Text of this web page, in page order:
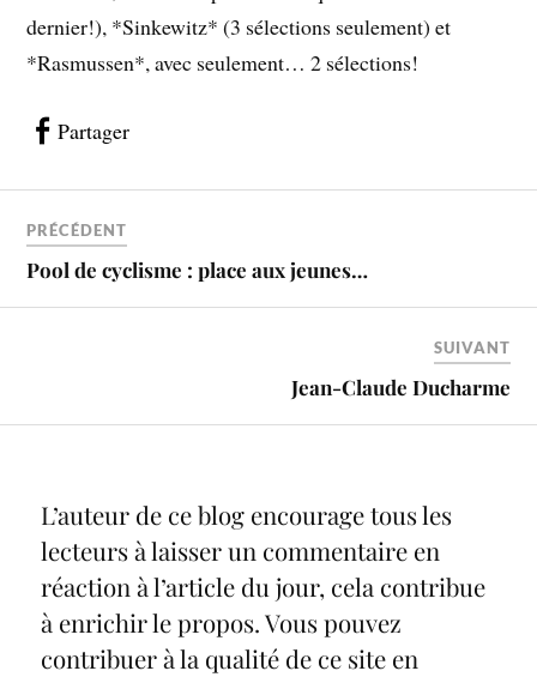
dernier!), *Sinkewitz* (3 sélections seulement) et
*Rasmussen*, avec seulement… 2 sélections!
Partager
PRÉCÉDENT
Pool de cyclisme : place aux jeunes…
SUIVANT
Jean-Claude Ducharme
L’auteur de ce blog encourage tous les
lecteurs à laisser un commentaire en
réaction à l’article du jour, cela contribue
à enrichir le propos. Vous pouvez
contribuer à la qualité de ce site en